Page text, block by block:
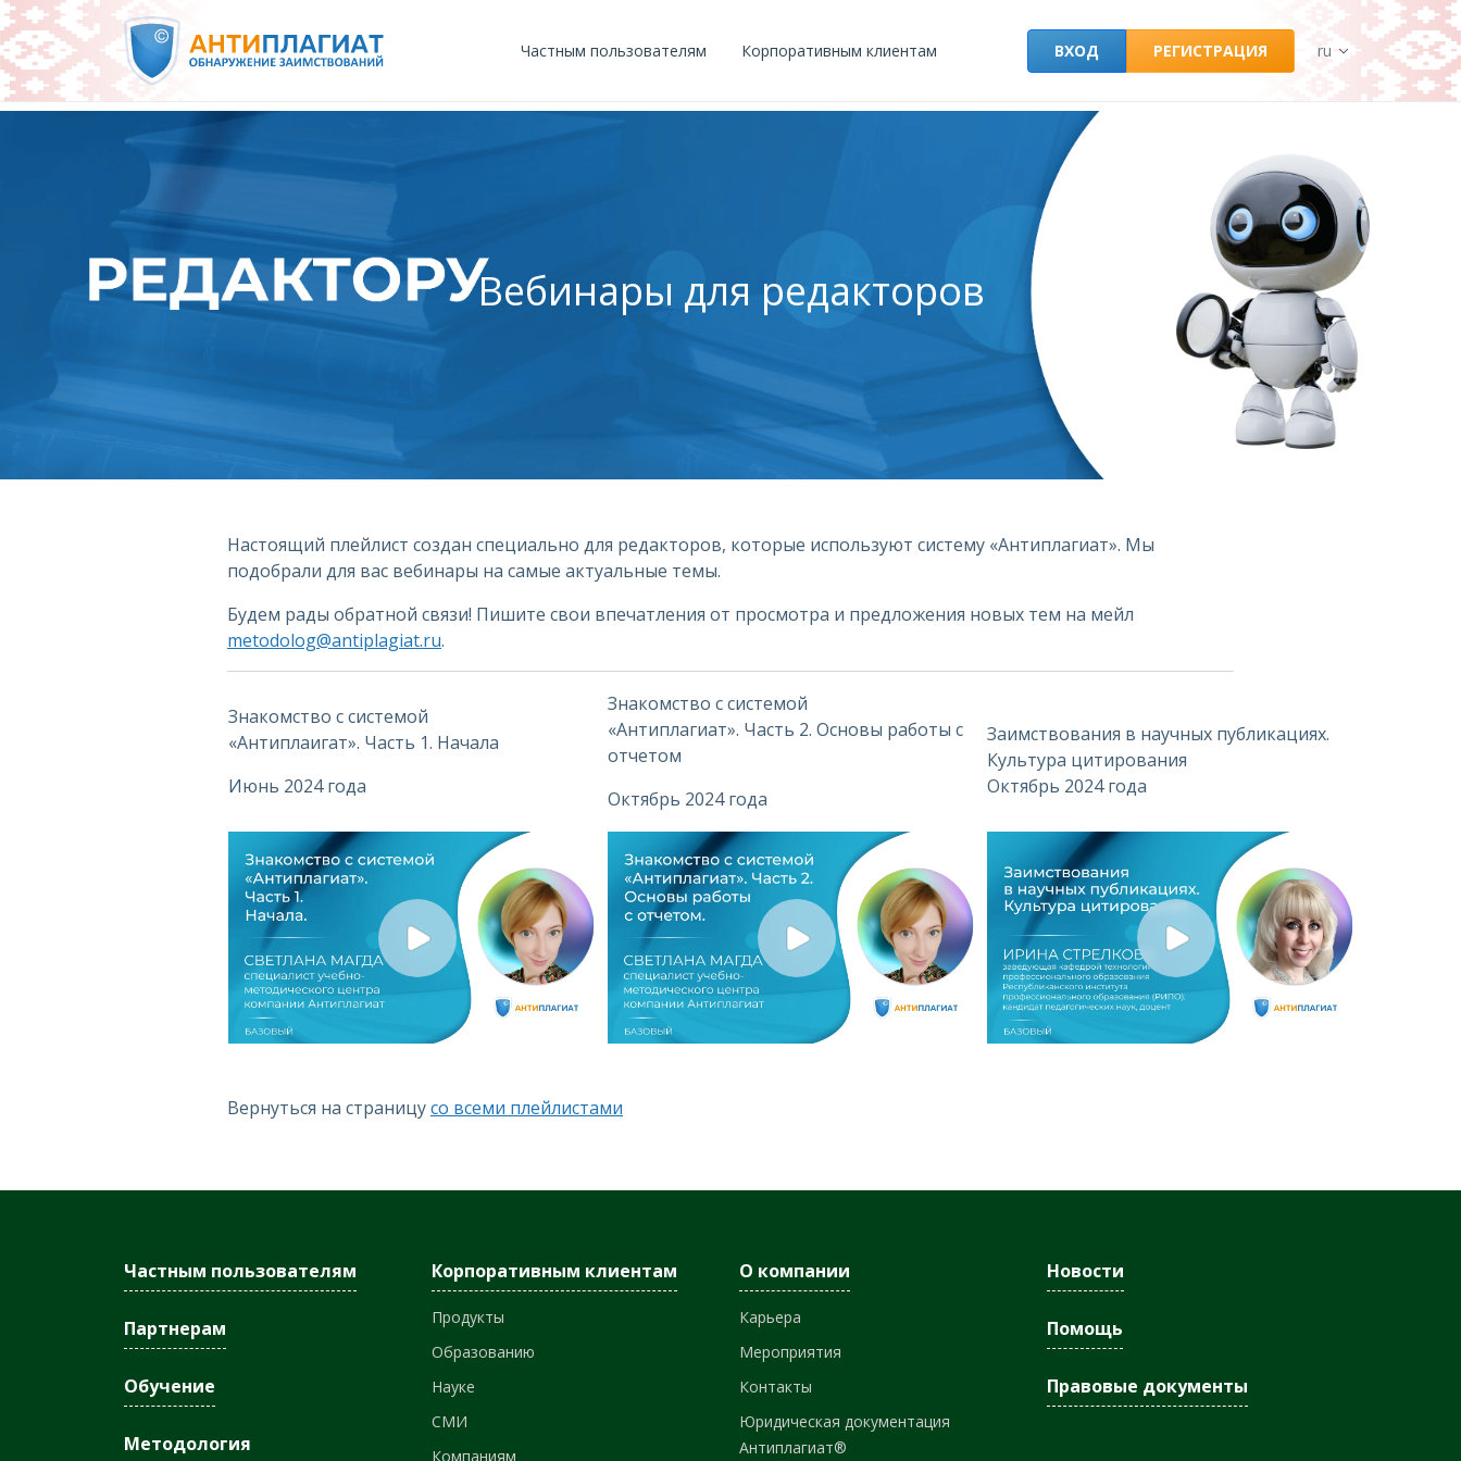
Частным пользователям Корпоративным клиентам ВХОД РЕГИСТРАЦИЯ ru
Вебинары для редакторов
Настоящий плейлист создан специально для редакторов, которые используют систему «Антиплагиат». Мы
подобрали для вас вебинары на самые актуальные темы.
Будем рады обратной связи! Пишите свои впечатления от просмотра и предложения новых тем на мейл
metodolog@antiplagiat.ru.
Знакомство с системой
«Антиплаигат». Часть 1. Начала
Июнь 2024 года
Знакомство с системой
«Антиплагиат». Часть 2. Основы работы с
отчетом
Октябрь 2024 года
Заимствования в научных публикациях.
Культура цитирования
Октябрь 2024 года
Вернуться на страницусо всеми плейлистами
Частным пользователям
Партнерам
Обучение
Методология
Корпоративным клиентам
Продукты
Образованию
Науке
СМИ
Компаниям
О компании
Карьера
Мероприятия
Контакты
Юридическая документация
Антиплагиат®
Новости
Помощь
Правовые документы